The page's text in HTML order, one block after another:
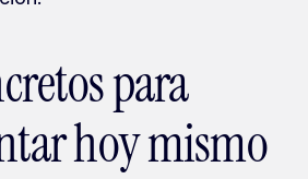
para
hoy mismo